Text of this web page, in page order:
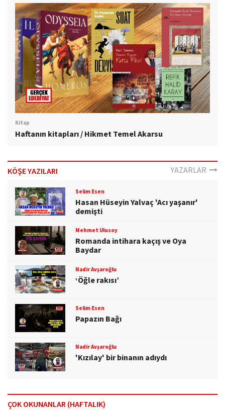
Kitap
Haftanın kitapları / Hikmet Temel Akarsu
KÖŞE YAZILARI YAZARLAR
Selim Esen
Hasan Hüseyin Yalvaç 'Acı yaşanır'
demişti
Mehmet Ulusoy
Romanda intihara kaçış ve Oya
Baydar
Nadir Avşaroğlu
‘Öğle rakısı’
Selim Esen
Papazın Bağı
Nadir Avşaroğlu
'Kızılay' bir binanın adıydı
ÇOK OKUNANLAR (HAFTALIK)